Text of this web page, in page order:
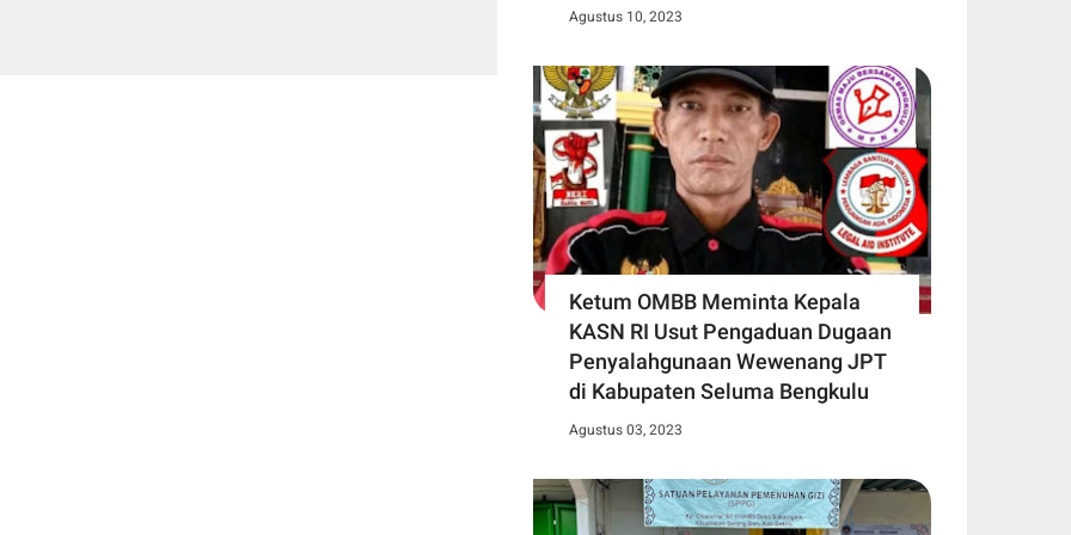
Agustus 10, 2023
Ketum OMBB Meminta Kepala
KASN RI Usut Pengaduan Dugaan
Penyalahgunaan Wewenang JPT
di Kabupaten Seluma Bengkulu
Agustus 03, 2023